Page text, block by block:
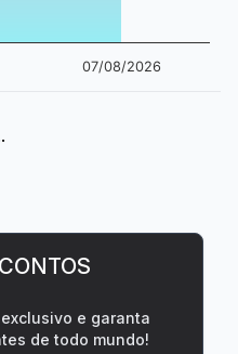
07/08/2026
e garanta
de todo mundo!